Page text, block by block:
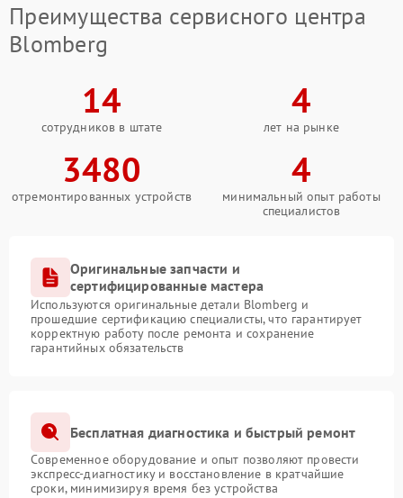
Преимущества сервисного центра
Blomberg
14
сотрудников в штате
4
лет на рынке
3480
отремонтированных устройств
4
минимальный опыт работы
специалистов
Оригинальные запчасти и
сертифицированные мастера
Используются оригинальные детали Blomberg и
прошедшие сертификацию специалисты, что гарантирует
корректную работу после ремонта и сохранение
гарантийных обязательств
Бесплатная диагностика и быстрый ремонт
Современное оборудование и опыт позволяют провести
экспресс-диагностику и восстановление в кратчайшие
сроки, минимизируя время без устройства